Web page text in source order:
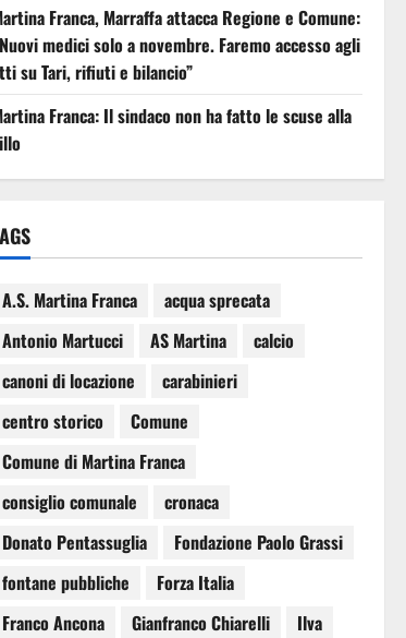
Franca, Marraffa attacca Regione e Comune:
medici solo a novembre. Faremo accesso agli
su Tari, rifiuti e bilancio”
Franca: Il sindaco non ha fatto le scuse alla
A.S. Martina Franca
acqua sprecata
Antonio Martucci
AS Martina
calcio
canoni di locazione
carabinieri
centro storico
Comune
Comune di Martina Franca
consiglio comunale
cronaca
Donato Pentassuglia
Fondazione Paolo Grassi
fontane pubbliche
Forza Italia
Franco Ancona
Gianfranco Chiarelli
Ilva